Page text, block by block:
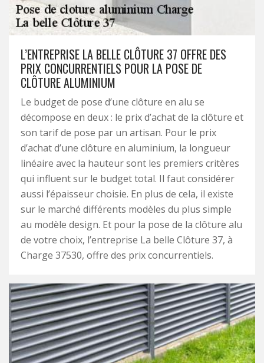
L’ENTREPRISE LA BELLE CLÔTURE 37 OFFRE DES
PRIX CONCURRENTIELS POUR LA POSE DE
CLÔTURE ALUMINIUM
Le budget de pose d’une clôture en alu se
décompose en deux : le prix d’achat de la clôture et
son tarif de pose par un artisan. Pour le prix
d’achat d’une clôture en aluminium, la longueur
linéaire avec la hauteur sont les premiers critères
qui influent sur le budget total. Il faut considérer
aussi l’épaisseur choisie. En plus de cela, il existe
sur le marché différents modèles du plus simple
au modèle design. Et pour la pose de la clôture alu
de votre choix, l’entreprise La belle Clôture 37, à
Charge 37530, offre des prix concurrentiels.